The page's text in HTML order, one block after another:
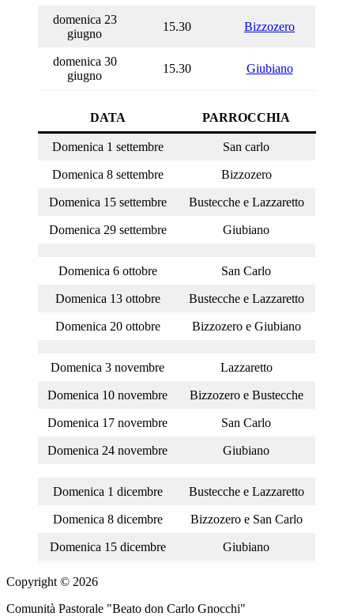
domenica 23
giugno
15.30 Bizzozero
domenica 30
giugno
15.30 Giubiano
DATA PARROCCHIA
Domenica 1 settembre San carlo
Domenica 8 settembre Bizzozero
Domenica 15 settembre Bustecche e Lazzaretto
Domenica 29 settembre Giubiano
Domenica 6 ottobre San Carlo
Domenica 13 ottobre Bustecche e Lazzaretto
Domenica 20 ottobre Bizzozero e Giubiano
Domenica 3 novembre Lazzaretto
Domenica 10 novembre Bizzozero e Bustecche
Domenica 17 novembre San Carlo
Domenica 24 novembre Giubiano
Domenica 1 dicembre Bustecche e Lazzaretto
Domenica 8 dicembre Bizzozero e San Carlo
Domenica 15 dicembre Giubiano
Copyright © 2026
Comunità Pastorale "Beato don Carlo Gnocchi"